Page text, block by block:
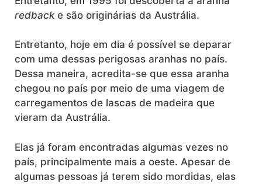
redbacke são originárias da Austrália.
Entretanto, hoje em dia é possível se deparar
com uma dessas perigosas aranhas no país.
Dessa maneira, acredita-se que essa aranha
chegou no país por meio de uma viagem de
carregamentos de lascas de madeira que
vieram da Austrália.
Elas já foram encontradas algumas vezes no
país, principalmente mais a oeste. Apesar de
algumas pessoas já terem sido mordidas, elas